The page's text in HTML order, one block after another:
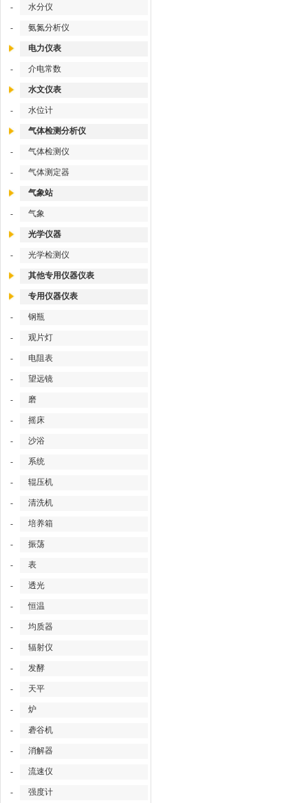
- 水分仪
- 氨氮分析仪
电力仪表
- 介电常数
水文仪表
- 水位计
气体检测分析仪
- 气体检测仪
- 气体测定器
气象站
- 气象
光学仪器
- 光学检测仪
其他专用仪器仪表
专用仪器仪表
- 钢瓶
- 观片灯
- 电阻表
- 望远镜
- 磨
- 摇床
- 沙浴
- 系统
- 辊压机
- 清洗机
- 培养箱
- 振荡
- 表
- 透光
- 恒温
- 均质器
- 辐射仪
- 发酵
- 天平
- 炉
- 砻谷机
- 消解器
- 流速仪
- 强度计